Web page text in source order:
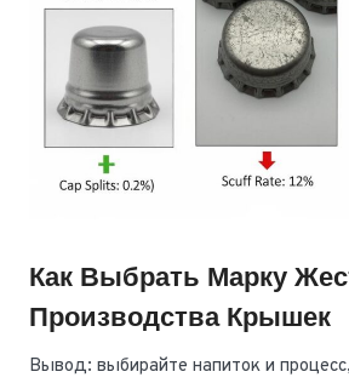
Как Выбрать Марку
Производства Крышек
Вывод: выбирайте напиток и